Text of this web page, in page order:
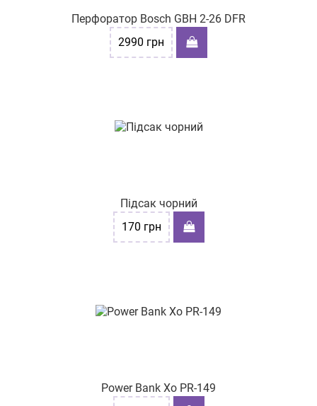
Перфоратор Bosch GBH 2-26 DFR
2990 грн
Підсак чорний
170 грн
Power Bank Xo PR-149